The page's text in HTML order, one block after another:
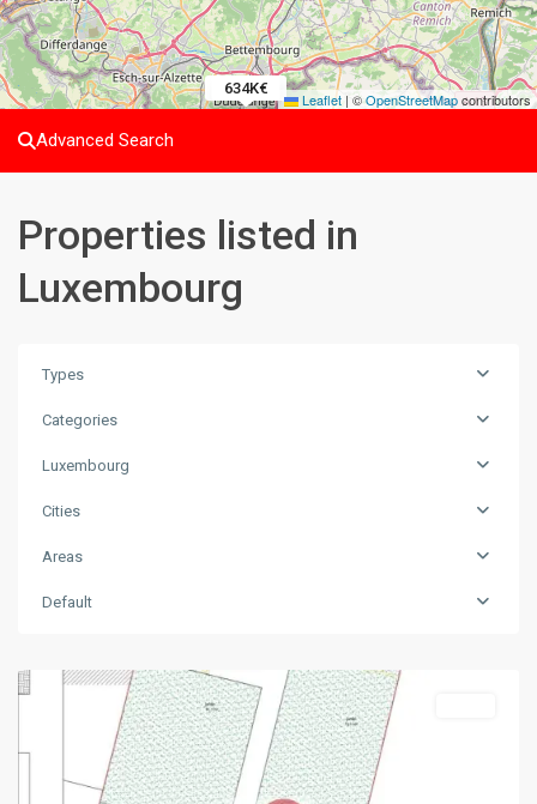
634K€
592.1K€
634K€
Leaflet | ©OpenStreetMapcontributors
Advanced Search
Properties listed in
Luxembourg
Types
Categories
Luxembourg
Cities
Areas
Default